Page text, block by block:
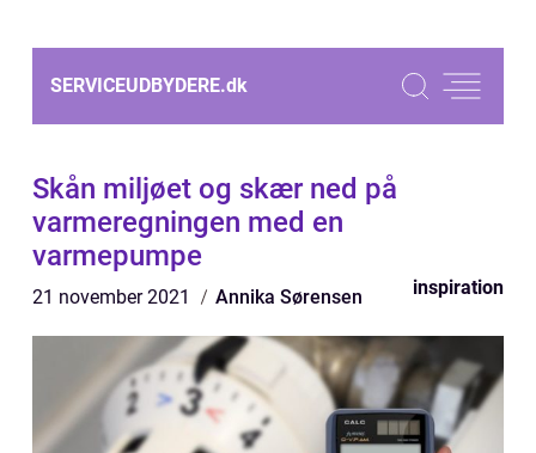
SERVICEUDBYDERE.dk
Skån miljøet og skær ned på
varmeregningen med en
varmepumpe
21 november 2021 Annika Sørensen inspiration